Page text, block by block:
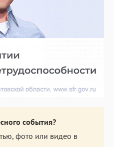
события?
фото или видео в